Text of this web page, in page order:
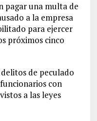
pagar una multa de
a la empresa
para ejercer
próximos cinco
de peculado
con
a las leyes